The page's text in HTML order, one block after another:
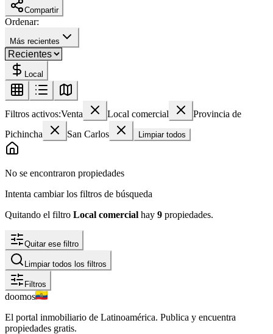
Compartir
Ordenar:
Más recientes
Local
Filtros activos:Venta Local comercial
Provincia de
Pichincha
San Carlos Limpiar todos
No se encontraron propiedades
Intenta cambiar los filtros de búsqueda
Quitando el filtro Local comercial hay 9 propiedades.
Quitar ese filtro
Limpiar todos los filtros
Filtros
doomos
El portal inmobiliario de Latinoamérica. Publica y encuentra
propiedades gratis.